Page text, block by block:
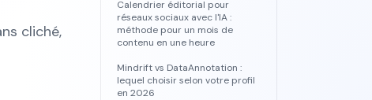
cliché,
Calendrier éditorial pour
réseaux sociaux avec l'IA :
méthode pour un mois de
contenu en une heure
Mindrift vs DataAnnotation :
lequel choisir selon votre profil
en 2026